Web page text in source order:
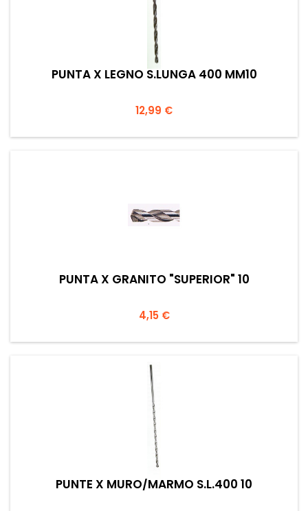
PUNTA X LEGNO S.LUNGA 400 MM10
Prezzo
12,99 €
PUNTA X GRANITO "SUPERIOR" 10
Prezzo
4,15 €
PUNTE X MURO/MARMO S.L.400 10